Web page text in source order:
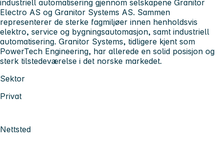
industriell automatisering gjennom selskapene Granitor
Electro AS og Granitor Systems AS. Sammen
representerer de sterke fagmiljøer innen henholdsvis
elektro, service og bygningsautomasjon, samt industriell
automatisering. Granitor Systems, tidligere kjent som
PowerTech Engineering, har allerede en solid posisjon og
sterk tilstedeværelse i det norske markedet.
Sektor
Privat
Nettsted